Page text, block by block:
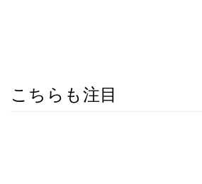
こちらも注目